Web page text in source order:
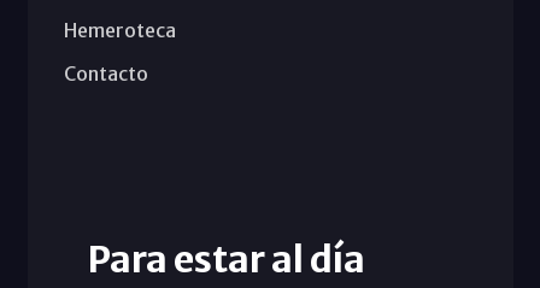
Hemeroteca
Contacto
Para estar al día